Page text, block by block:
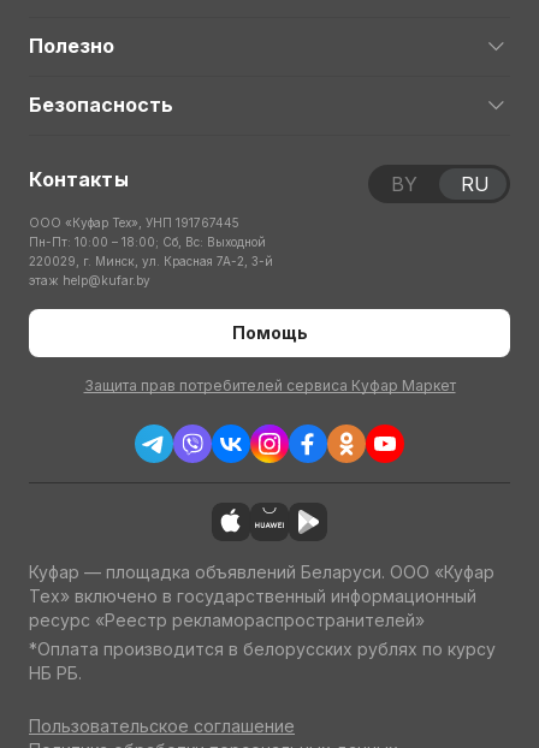
Полезно
Безопасность
Контакты
ООО «Куфар Тех», УНП 191767445
Пн-Пт: 10:00 – 18:00; Сб, Вс: Выходной
220029, г. Минск, ул. Красная 7А-2, 3-й
этаж help@kufar.by
Помощь
Защита прав потребителей сервиса Куфар Маркет
BY RU
Куфар — площадка объявлений Беларуси. ООО «Куфар
Тех» включено в государственный информационный
ресурс «Реестр рекламораспространителей»
*Оплата производится в белорусских рублях по курсу
НБ РБ.
Пользовательское соглашение